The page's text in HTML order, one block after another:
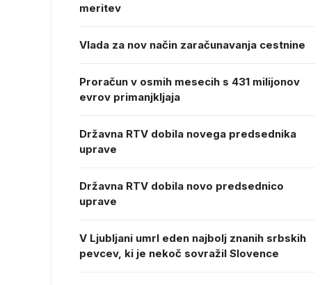
meritev
Vlada za nov način zaračunavanja cestnine
Proračun v osmih mesecih s 431 milijonov
evrov primanjkljaja
Državna RTV dobila novega predsednika
uprave
Državna RTV dobila novo predsednico
uprave
V Ljubljani umrl eden najbolj znanih srbskih
pevcev, ki je nekoč sovražil Slovence